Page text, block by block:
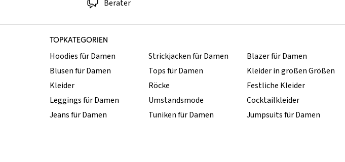
Berater
TOPKATEGORIEN
Hoodies für Damen
Blusen für Damen
Kleider
Leggings für Damen
Jeans für Damen
Strickjacken für Damen
Tops für Damen
Röcke
Umstandsmode
Tuniken für Damen
Blazer für Damen
Kleider in großen Größen
Festliche Kleider
Cocktailkleider
Jumpsuits für Damen